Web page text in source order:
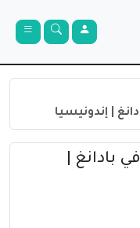
موعد صلاة عيد الفطر 2024 في بادانغ |